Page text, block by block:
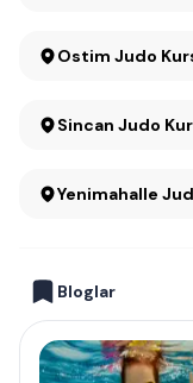
Ostim Judo
Sincan Judo
Yenimahalle
Bloglar